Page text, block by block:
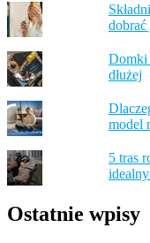
dobrać
Domki
dłużej
model
5 tras
Ostatnie wpisy